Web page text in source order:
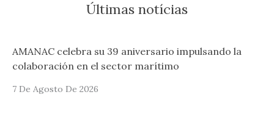
Últimas notícias
AMANAC celebra su 39 aniversario impulsando la
colaboración en el sector marítimo
7 De Agosto De 2026